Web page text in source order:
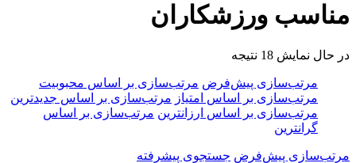
مناسب ورزشکاران
در حال نمایش 18 نتیجه
مرتب‌سازی پیش‌فرض مرتب‌سازی بر اساس محبوبیت
مرتب‌سازی بر اساس امتیاز مرتب‌سازی بر اساس جدیدترین
مرتب‌سازی بر اساس ارزانترین مرتب‌سازی بر اساس
گرانترین
مرتب‌سازی پیش‌فرض جستجوی پیشرفته